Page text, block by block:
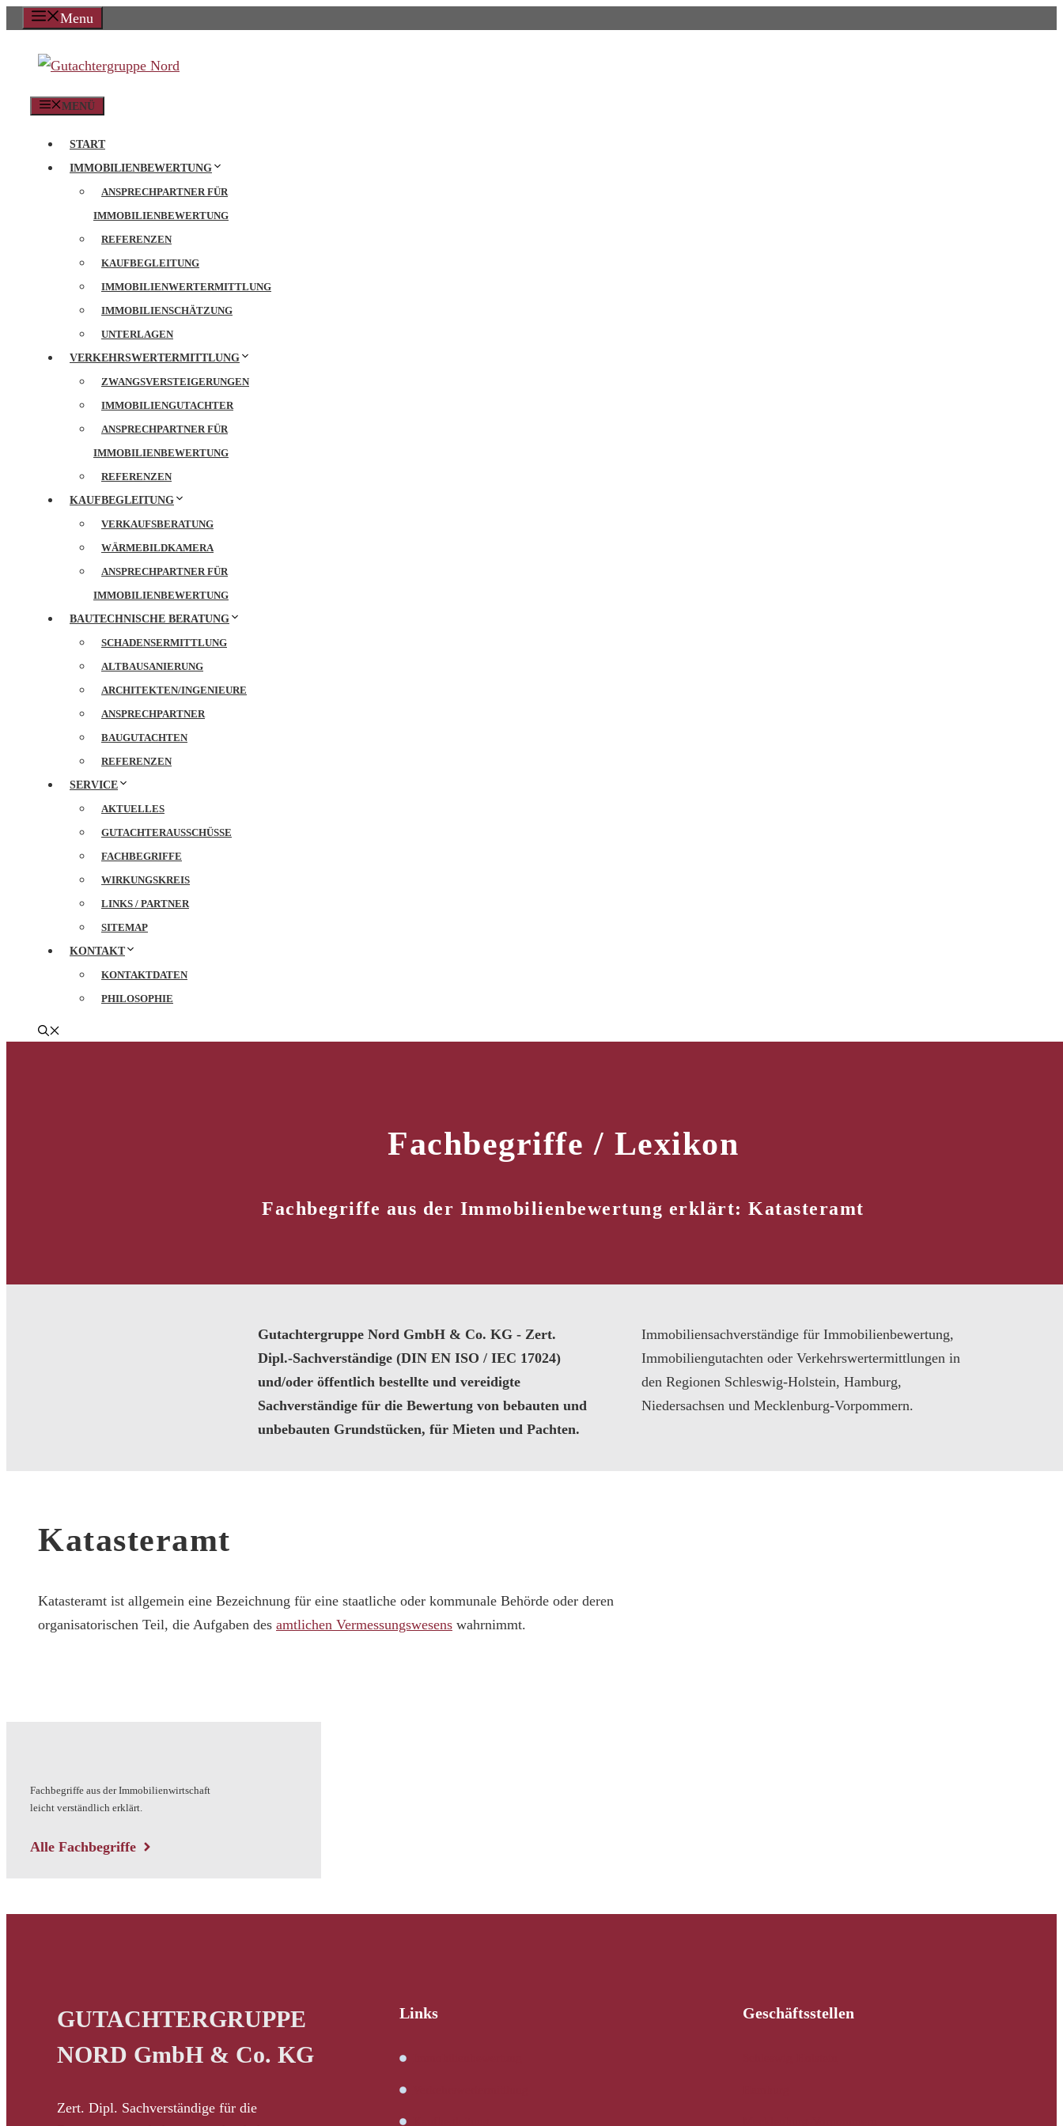
Zum
springen
Menu
MENÜ
START
IMMOBILIENBEWERTUNG
ANSPRECHPARTNER FÜR
IMMOBILIENBEWERTUNG
REFERENZEN
KAUFBEGLEITUNG
IMMOBILIENWERTERMITTLUNG
IMMOBILIENSCHÄTZUNG
UNTERLAGEN
VERKEHRSWERTERMITTLUNG
ZWANGSVERSTEIGERUNGEN
IMMOBILIENGUTACHTER
ANSPRECHPARTNER FÜR
IMMOBILIENBEWERTUNG
REFERENZEN
KAUFBEGLEITUNG
VERKAUFSBERATUNG
WÄRMEBILDKAMERA
ANSPRECHPARTNER FÜR
IMMOBILIENBEWERTUNG
BAUTECHNISCHE BERATUNG
SCHADENSERMITTLUNG
ALTBAUSANIERUNG
ARCHITEKTEN/INGENIEURE
ANSPRECHPARTNER
BAUGUTACHTEN
REFERENZEN
SERVICE
AKTUELLES
GUTACHTERAUSSCHÜSSE
FACHBEGRIFFE
WIRKUNGSKREIS
LINKS / PARTNER
SITEMAP
KONTAKT
KONTAKTDATEN
PHILOSOPHIE
Fachbegriffe / Lexikon
Fachbegriffe aus der Immobilienbewertung erklärt: Katasteramt
Gutachtergruppe Nord GmbH & Co. KG - Zert.
Dipl.-Sachverständige (DIN EN ISO / IEC 17024)
und/oder öffentlich bestellte und vereidigte
Sachverständige für die Bewertung von bebauten und
unbebauten Grundstücken, für Mieten und Pachten.
Immobiliensachverständige für Immobilienbewertung,
Immobiliengutachten oder Verkehrswertermittlungen in
den Regionen Schleswig-Holstein, Hamburg,
Niedersachsen und Mecklenburg-Vorpommern.
Katasteramt
Katasteramt ist allgemein eine Bezeichnung für eine staatliche oder kommunale Behörde oder deren
organisatorischen Teil, die Aufgaben des amtlichen Vermessungswesens wahrnimmt.
Fachbegriffe aus der Immobilienwirtschaft
leicht verständlich erklärt.
Alle Fachbegriffe
GUTACHTERGRUPPE
NORD GmbH & Co. KG
Zert. Dipl. Sachverständige für die
Links Geschäftsstellen